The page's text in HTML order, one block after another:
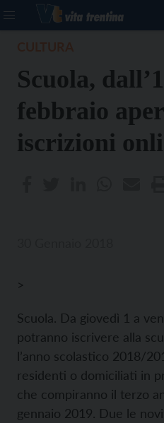
Scuola,
febbraio
iscrizioni
>
Scuola. Da giovedì 1 a
potranno iscrivere alla
l’anno scolastico 2018/
residenti o domiciliati in
che compiranno il terzo
gennaio 2019. Due le